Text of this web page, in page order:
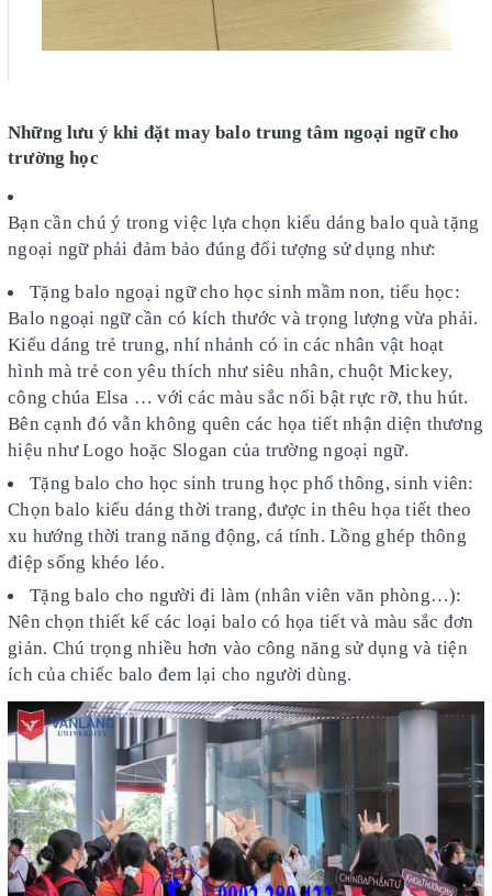
Những lưu ý khi đặt may balo trung tâm ngoại ngữ cho
trường học
Bạn cần chú ý trong việc lựa chọn kiểu dáng balo quà tặng
ngoại ngữ phải đảm bảo đúng đối tượng sử dụng như:
Tặng balo ngoại ngữ cho học sinh mầm non, tiểu học:
Balo ngoại ngữ cần có kích thước và trọng lượng vừa phải.
Kiểu dáng trẻ trung, nhí nhảnh có in các nhân vật hoạt
hình mà trẻ con yêu thích như siêu nhân, chuột Mickey,
công chúa Elsa … với các màu sắc nổi bật rực rỡ, thu hút.
Bên cạnh đó vẫn không quên các họa tiết nhận diện thương
hiệu như Logo hoặc Slogan của trường ngoại ngữ.
Tặng balo cho học sinh trung học phổ thông, sinh viên:
Chọn balo kiểu dáng thời trang, được in thêu họa tiết theo
xu hướng thời trang năng động, cá tính. Lồng ghép thông
điệp sống khéo léo.
Tặng balo cho người đi làm (nhân viên văn phòng…):
Nên chọn thiết kế các loại balo có họa tiết và màu sắc đơn
giản. Chú trọng nhiều hơn vào công năng sử dụng và tiện
ích của chiếc balo đem lại cho người dùng.